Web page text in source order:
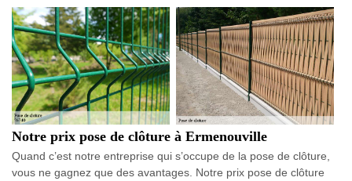
Notre prix pose de clôture à Ermenouville
Quand c’est notre entreprise qui s’occupe de la pose de clôture,
vous ne gagnez que des avantages. Notre prix pose de clôture